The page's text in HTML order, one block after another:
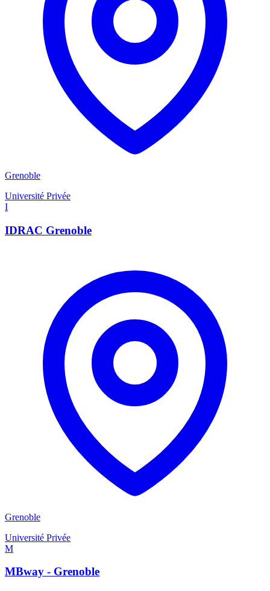
Grenoble
Université Privée
I
IDRAC Grenoble
Grenoble
Université Privée
M
MBway - Grenoble